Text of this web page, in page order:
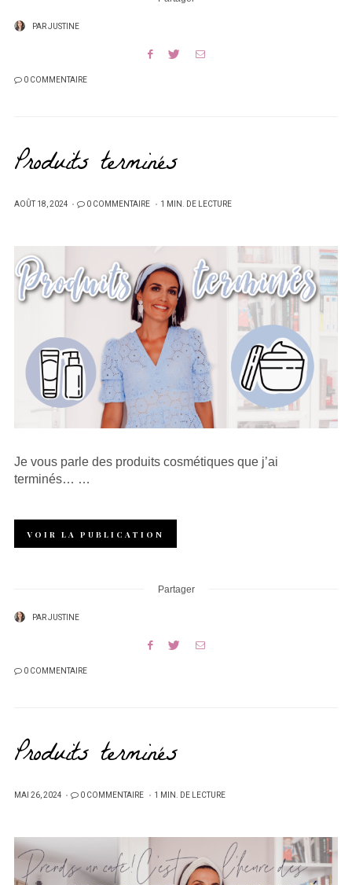
PARJUSTINE
0 COMMENTAIRE
Produits terminés
PUBLIÉ
AOÛT 18, 2024 0 COMMENTAIRE 1 MIN. DE LECTURE
Je vous parle des produits cosmétiques que j’ai
terminés… …
VOIR LA PUBLICATION
Partager
PARJUSTINE
0 COMMENTAIRE
Produits terminés
PUBLIÉ
MAI 26, 2024 0 COMMENTAIRE 1 MIN. DE LECTURE